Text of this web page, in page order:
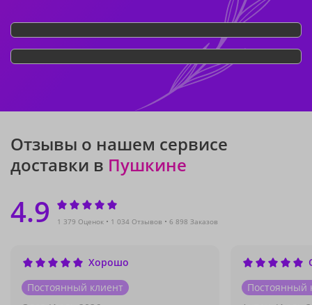
Отзывы о нашем сервисе
доставки в Пушкине
4.9 1 379 Оценок 1 034 Отзывов 6 898 Заказов
Хорошо
Постоянный клиент
Постоянный